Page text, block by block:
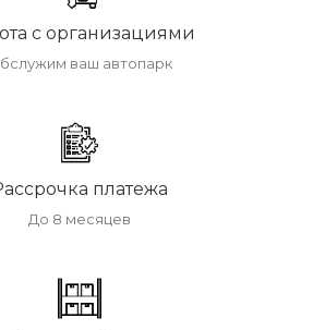
с организациями
ваш автопарк
платежа
До 8 месяцев